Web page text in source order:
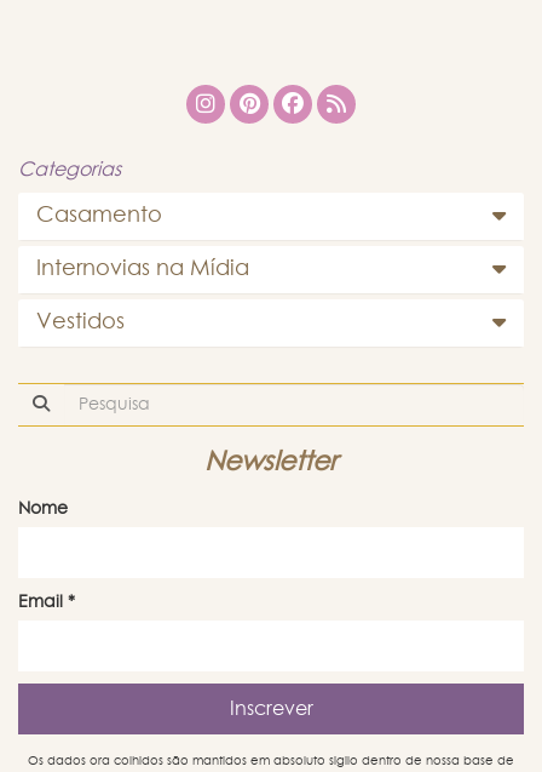
Categorias
Casamento
Internovias na Mídia
Vestidos
Newsletter
Nome
Email *
Os dados ora colhidos são mantidos em absoluto sigilo dentro de nossa base de